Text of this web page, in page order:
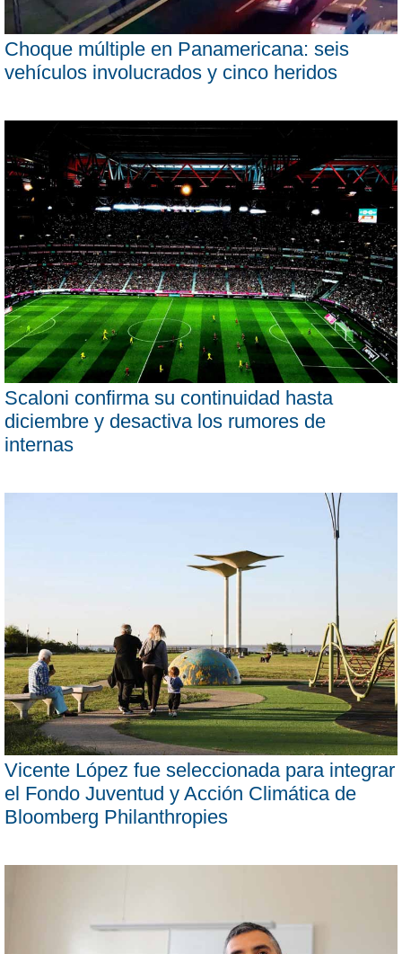
Choque múltiple en Panamericana: seis
vehículos involucrados y cinco heridos
Scaloni confirma su continuidad hasta
diciembre y desactiva los rumores de
internas
Vicente López fue seleccionada para integrar
el Fondo Juventud y Acción Climática de
Bloomberg Philanthropies